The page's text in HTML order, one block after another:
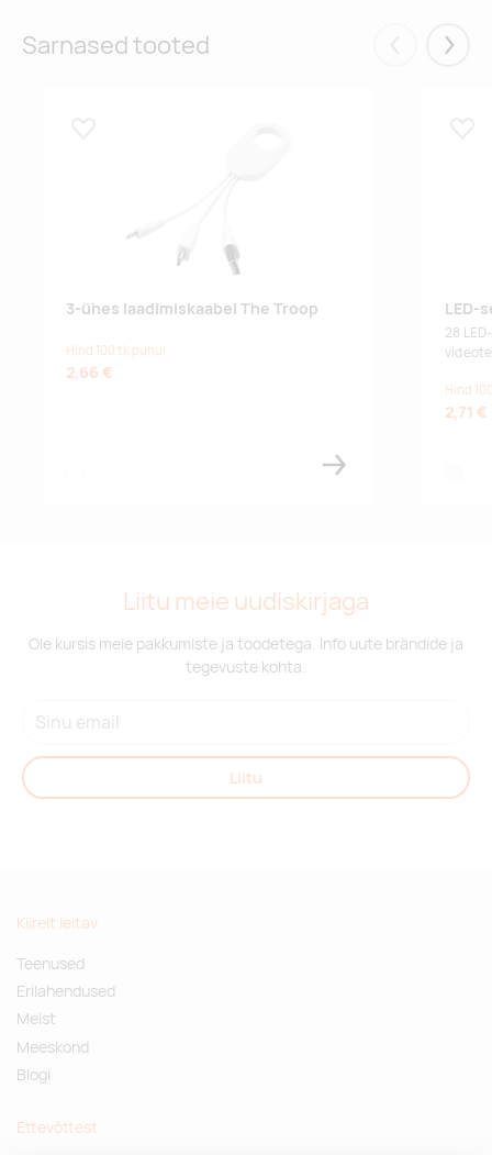
Sarnased tooted Eelmised
3-ühes laadimiskaabel The Troop
Hind 100 tk puhul
2,66 €
LED-
28
Hind
2,71 €
Liitu meie uudiskirjaga
Ole kursis meie pakkumiste ja toodetega. Info uute brändide ja
tegevuste kohta.
Liitu
Kiirelt leitav
Teenused
Erilahendused
Meist
Meeskond
Blogi
Ettevõttest